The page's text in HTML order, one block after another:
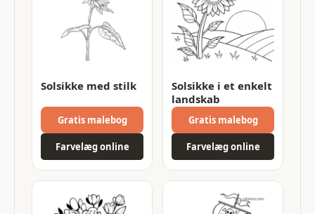
Solsikke med stilk
Gratis malebog
Farvelæg online
Solsikke i et enkelt
landskab
Gratis malebog
Farvelæg online